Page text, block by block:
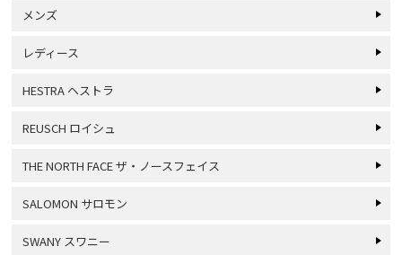
メンズ
レディース
HESTRA ヘストラ
REUSCH ロイシュ
THE NORTH FACE ザ・ノースフェイス
SALOMON サロモン
SWANY スワニー